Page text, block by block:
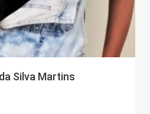
Silva Martins